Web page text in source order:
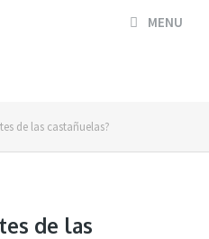
MENU
de las castañuelas?
de las